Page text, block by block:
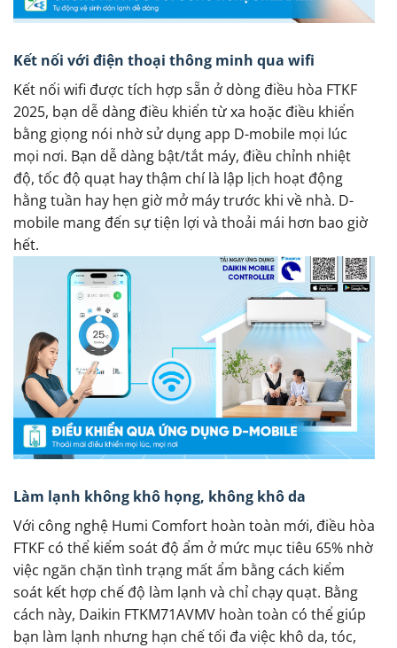
Kết nối với điện thoại thông minh qua wifi
Kết nối wifi được tích hợp sẵn ở dòng điều hòa FTKF
2025, bạn dễ dàng điều khiển từ xa hoặc điều khiển
bằng giọng nói nhờ sử dụng app D-mobile mọi lúc
mọi nơi. Bạn dễ dàng bật/tắt máy, điều chỉnh nhiệt
độ, tốc độ quạt hay thậm chí là lập lịch hoạt động
hằng tuần hay hẹn giờ mở máy trước khi về nhà. D-
mobile mang đến sự tiện lợi và thoải mái hơn bao giờ
hết.
Làm lạnh không khô họng, không khô da
Với công nghệ Humi Comfort hoàn toàn mới, điều hòa
FTKF có thể kiểm soát độ ẩm ở mức mục tiêu 65% nhờ
việc ngăn chặn tình trạng mất ẩm bằng cách kiểm
soát kết hợp chế độ làm lạnh và chỉ chạy quạt. Bằng
cách này, Daikin FTKM71AVMV hoàn toàn có thể giúp
bạn làm lạnh nhưng hạn chế tối đa việc khô da, tóc,